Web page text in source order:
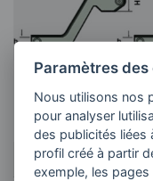
Bande à charnière
MOD. IR-200 M
Paramètres des
Nous utilisons nos
pour analyser
des publicités liées
profil créé à partir
exemple, les pages